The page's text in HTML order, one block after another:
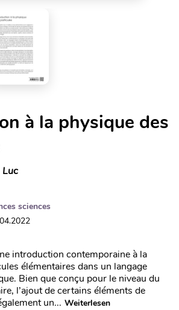
à la physique des
Luc
sciences
introduction contemporaine à la
élémentaires dans un langage
Bien que conçu pour le niveau du
l’ajout de certains éléments de
un... Weiterlesen